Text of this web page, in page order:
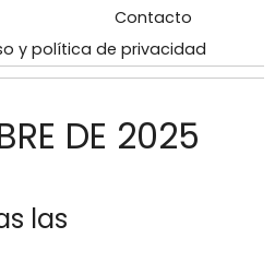
Contacto
y política de privacidad
DE 2025
las